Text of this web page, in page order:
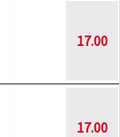
17.00
17.00